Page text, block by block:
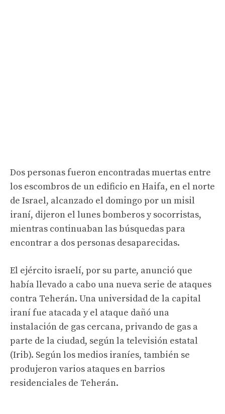
Dos personas fueron encontradas muertas entre
los escombros de un edificio en Haifa, en el norte
de Israel, alcanzado el domingo por un misil
iraní, dijeron el lunes bomberos y socorristas,
mientras continuaban las búsquedas para
encontrar a dos personas desaparecidas.
El ejército israelí, por su parte, anunció que
había llevado a cabo una nueva serie de ataques
contra Teherán. Una universidad de la capital
iraní fue atacada y el ataque dañó una
instalación de gas cercana, privando de gas a
parte de la ciudad, según la televisión estatal
(Irib). Según los medios iraníes, también se
produjeron varios ataques en barrios
residenciales de Teherán.